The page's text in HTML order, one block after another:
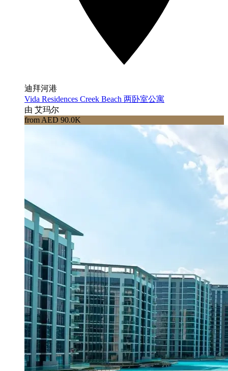
迪拜河港
Vida Residences Creek Beach 两卧室公寓
由 艾玛尔
from AED 90.0K